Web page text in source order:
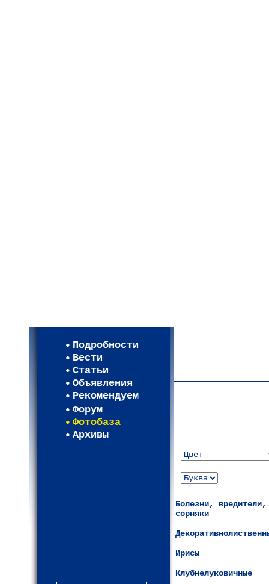
Подробности
Вести
Статьи
Объявления
Рекомендуем
Форум
Фотобаза
Архивы
Болезни, вредители,
сорняки
Ирисы
Клубнелуковичные